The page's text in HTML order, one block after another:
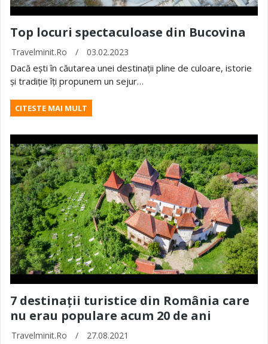
Top locuri spectaculoase din Bucovina
Travelminit.ro / 03.02.2023
Dacă ești în căutarea unei destinații pline de culoare, istorie
și tradiție îți propunem un sejur…
CITESTE MAI MULT
7 destinații turistice din România care
nu erau populare acum 20 de ani
Travelminit.ro / 27.08.2021